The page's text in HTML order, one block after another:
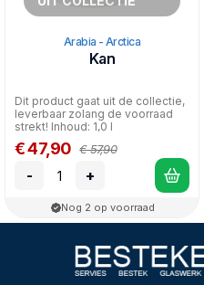
Arabia - Arctica
Kan
Dit product gaat uit de collectie,
leverbaar zolang de voorraad
strekt! Inhoud: 1,0 l
€ 47,90 € 57,90
- +
Nog 2 op voorraad